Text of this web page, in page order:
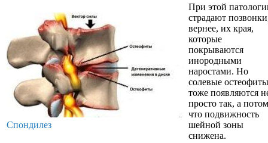
Спондилез
При этой
страдают
вернее, их края,
которые
покрываются
инородными
наростами. Но
солевые остеофиты
тоже появляются
просто так, а
что подвижность
шейной зоны
снижена.